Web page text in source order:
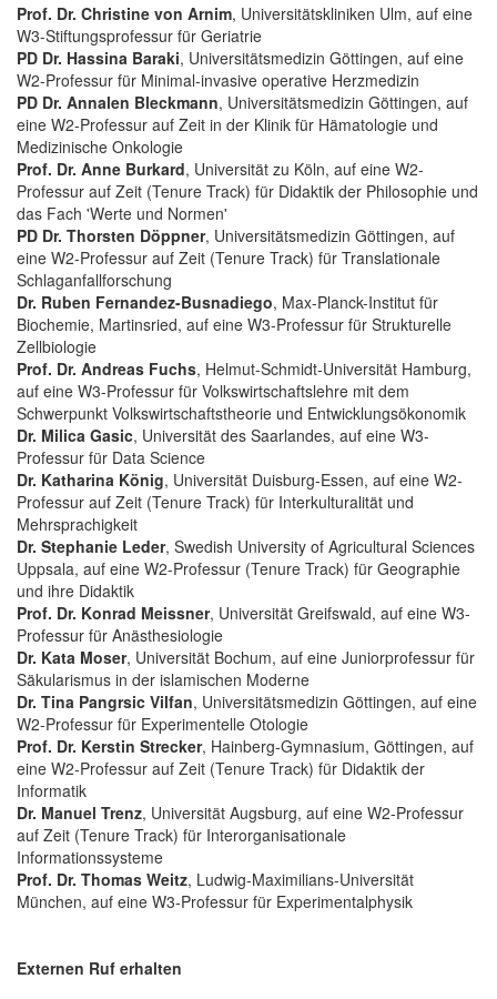
Prof. Dr. Christine von Arnim, Universitätskliniken Ulm, auf eine
W3-Stiftungsprofessur für Geriatrie
PD Dr. Hassina Baraki, Universitätsmedizin Göttingen, auf eine
W2-Professur für Minimal-invasive operative Herzmedizin
PD Dr. Annalen Bleckmann, Universitätsmedizin Göttingen, auf
eine W2-Professur auf Zeit in der Klinik für Hämatologie und
Medizinische Onkologie
Prof. Dr. Anne Burkard, Universität zu Köln, auf eine W2-
Professur auf Zeit (Tenure Track) für Didaktik der Philosophie und
das Fach 'Werte und Normen'
PD Dr. Thorsten Döppner, Universitätsmedizin Göttingen, auf
eine W2-Professur auf Zeit (Tenure Track) für Translationale
Schlaganfallforschung
Dr. Ruben Fernandez-Busnadiego, Max-Planck-Institut für
Biochemie, Martinsried, auf eine W3-Professur für Strukturelle
Zellbiologie
Prof. Dr. Andreas Fuchs, Helmut-Schmidt-Universität Hamburg,
auf eine W3-Professur für Volkswirtschaftslehre mit dem
Schwerpunkt Volkswirtschaftstheorie und Entwicklungsökonomik
Dr. Milica Gasic, Universität des Saarlandes, auf eine W3-
Professur für Data Science
Dr. Katharina König, Universität Duisburg-Essen, auf eine W2-
Professur auf Zeit (Tenure Track) für Interkulturalität und
Mehrsprachigkeit
Dr. Stephanie Leder, Swedish University of Agricultural Sciences
Uppsala, auf eine W2-Professur (Tenure Track) für Geographie
und ihre Didaktik
Prof. Dr. Konrad Meissner, Universität Greifswald, auf eine W3-
Professur für Anästhesiologie
Dr. Kata Moser, Universität Bochum, auf eine Juniorprofessur für
Säkularismus in der islamischen Moderne
Dr. Tina Pangrsic Vilfan, Universitätsmedizin Göttingen, auf eine
W2-Professur für Experimentelle Otologie
Prof. Dr. Kerstin Strecker, Hainberg-Gymnasium, Göttingen, auf
eine W2-Professur auf Zeit (Tenure Track) für Didaktik der
Informatik
Dr. Manuel Trenz, Universität Augsburg, auf eine W2-Professur
auf Zeit (Tenure Track) für Interorganisationale
Informationssysteme
Prof. Dr. Thomas Weitz, Ludwig-Maximilians-Universität
München, auf eine W3-Professur für Experimentalphysik
Externen Ruf erhalten